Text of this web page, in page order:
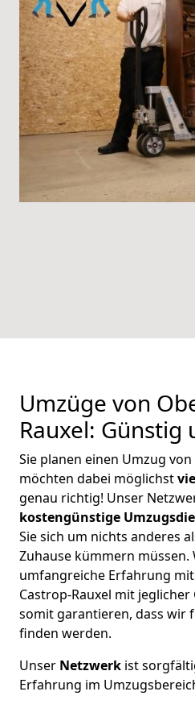
Umzüge von
Rauxel: Günstig
Sie planen einen Umzug
möchten dabei möglichst
genau richtig! Unser
kostengünstige
Sie sich um nichts anderes
Zuhause kümmern
umfangreiche Erfahrung
Castrop-Rauxel mit
somit garantieren, dass wir
finden werden.
Unser Netzwerk ist
Erfahrung im